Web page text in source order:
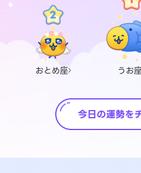
おとめ座 うお